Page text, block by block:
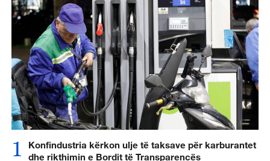
1
Konfindustria kërkon ulje të taksave për karburantet
dhe rikthimin e Bordit të Transparencës